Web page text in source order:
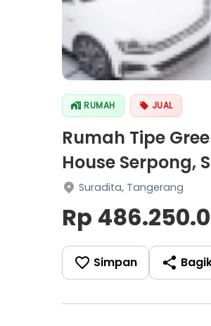
RUMAH JUAL
Rumah Tipe
House Serpong,
Suradita, Tangerang
Rp
Simpan